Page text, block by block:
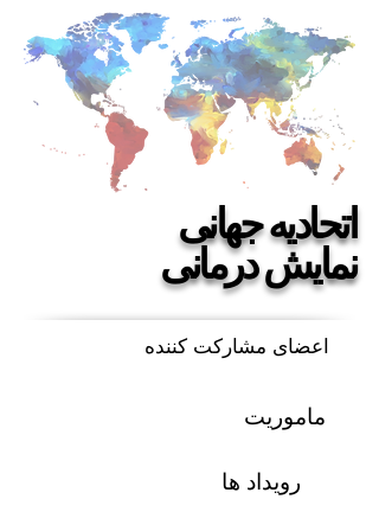
اتحادیه جهانی
نمایش درمانی
اعضای مشارکت کننده
ماموریت
رویداد ها